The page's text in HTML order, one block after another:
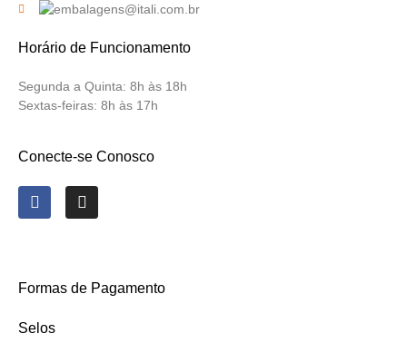
Horário de Funcionamento
Segunda a Quinta: 8h às 18h
Sextas-feiras: 8h às 17h
Conecte-se Conosco
Formas de Pagamento
Selos